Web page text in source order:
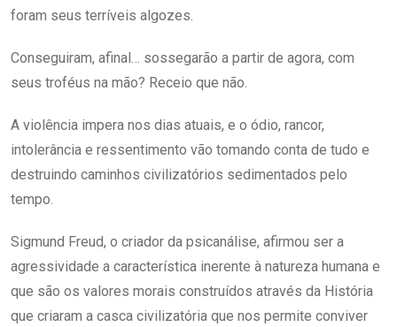
foram seus terríveis algozes.
Conseguiram, afinal… sossegarão a partir de agora, com
seus troféus na mão? Receio que não.
A violência impera nos dias atuais, e o ódio, rancor,
intolerância e ressentimento vão tomando conta de tudo e
destruindo caminhos civilizatórios sedimentados pelo
tempo.
Sigmund Freud, o criador da psicanálise, afirmou ser a
agressividade a característica inerente à natureza humana e
que são os valores morais construídos através da História
que criaram a casca civilizatória que nos permite conviver